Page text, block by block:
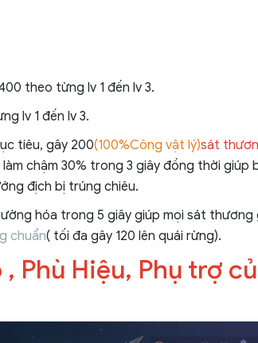
theo từng lv 1 đến lv 3.
lv 1 đến lv 3.
tiêu, gây 200(100%Công vật lý)sát
chậm 30% trong 3 giây đồng thời giúp
địch bị trúng chiêu.
hóa trong 5 giây giúp mọi sát thương
chuẩn( tối đa gây 120 lên quái rừng).
Phù Hiệu, Phụ trợ